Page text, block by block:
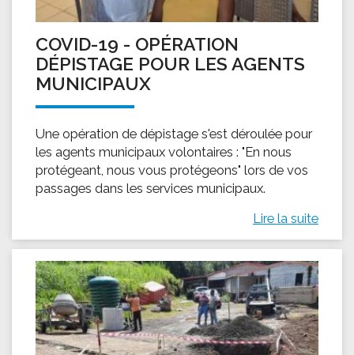
COVID-19 - OPÉRATION
DÉPISTAGE POUR LES AGENTS
MUNICIPAUX
Une opération de dépistage s'est déroulée pour
les agents municipaux volontaires : "En nous
protégeant, nous vous protégeons" lors de vos
passages dans les services municipaux.
Lire la suite